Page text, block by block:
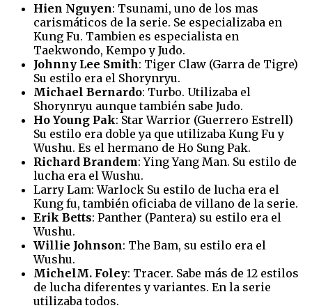
Hien Nguyen: Tsunami, uno de los mas
carismáticos de la serie. Se especializaba en
Kung Fu. Tambien es especialista en
Taekwondo, Kempo y Judo.
Johnny Lee Smith: Tiger Claw (Garra de Tigre)
Su estilo era el Shorynryu.
Michael Bernardo: Turbo. Utilizaba el
Shorynryu aunque también sabe Judo.
Ho Young Pak: Star Warrior (Guerrero Estrell)
Su estilo era doble ya que utilizaba Kung Fu y
Wushu. Es el hermano de Ho Sung Pak.
Richard Brandem: Ying Yang Man. Su estilo de
lucha era el Wushu.
Larry Lam: Warlock Su estilo de lucha era el
Kung fu, también oficiaba de villano de la serie.
Erik Betts: Panther (Pantera) su estilo era el
Wushu.
Willie Johnson: The Bam, su estilo era el
Wushu.
MichelM. Foley: Tracer. Sabe más de 12 estilos
de lucha diferentes y variantes. En la serie
utilizaba todos.